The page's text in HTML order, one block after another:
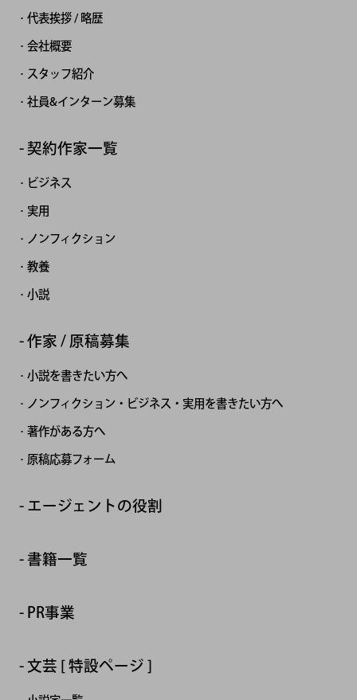
代表挨拶 / 略歴
会社概要
スタッフ紹介
社員&インターン募集
契約作家一覧
ビジネス
実用
ノンフィクション
教養
小説
作家 / 原稿募集
小説を書きたい方へ
ノンフィクション・ビジネス・実用を書きたい方へ
著作がある方へ
原稿応募フォーム
エージェントの役割
書籍一覧
PR事業
文芸 [ 特設ページ ]